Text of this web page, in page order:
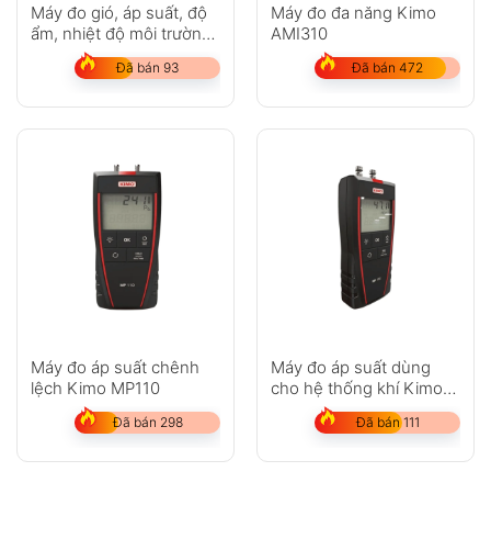
Máy đo gió, áp suất, độ
ẩm, nhiệt độ môi trường
Lutron ABH-4225
Đã bán 93
Máy đo đa năng Kimo
AMI310
Đã bán 472
Máy đo áp suất chênh
lệch Kimo MP110
Đã bán 298
Máy đo áp suất dùng
cho hệ thống khí Kimo
MP130
Đã bán 111